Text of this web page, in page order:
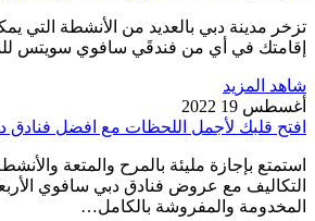
تزخر مدينة دبي بالعديد من الأنشطة التي
إقامتك في أي من فندقَي سافوي سويتس
شاهد المزيد
أغسطس 19 2022
افتح قلبك لأجمل اللحظات مع افضل
استمتع بإجازة مليئة بالمرح والمتعة
التكاليف مع عروض فنادق دبي سافوي
المخدومة والمفروشة بالكامل…